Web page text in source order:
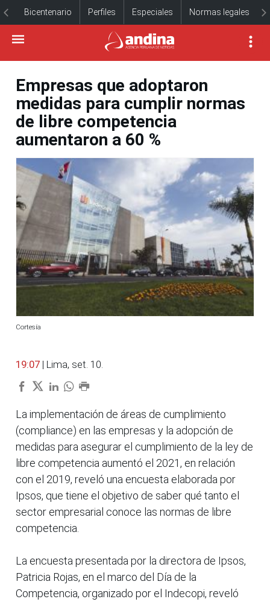
Bicentenario Perfiles Especiales Normas legales
Empresas que adoptaron
medidas para cumplir normas
de libre competencia
aumentaron a 60 %
Cortesía
19:07 | Lima, set. 10.
La implementación de áreas de cumplimiento
(compliance) en las empresas y la adopción de
medidas para asegurar el cumplimiento de la ley de
libre competencia aumentó el 2021, en relación
con el 2019, reveló una encuesta elaborada por
Ipsos, que tiene el objetivo de saber qué tanto el
sector empresarial conoce las normas de libre
competencia.
La encuesta presentada por la directora de Ipsos,
Patricia Rojas, en el marco del Día de la
Competencia, organizado por el Indecopi, reveló